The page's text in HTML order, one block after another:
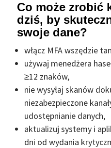
Co może zrobić
dziś, by
swoje dane?
włącz MFA wszędzie
używaj menedżera
≥12 znaków,
nie wysyłaj skanów
niezabezpieczone
udostępnianie danych,
aktualizuj systemy i
dni od wydania